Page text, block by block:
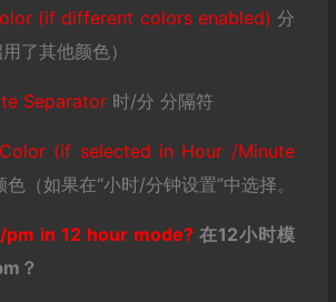
(if different colors enabled) 分
了其他颜色）
Separator时/分 分隔符
(if selected in Hour /Minute
色（如果在“小时/分钟设置”中选择。
pm in 12 hour mode?在12小时模
？